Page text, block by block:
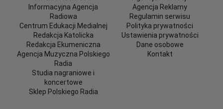
Informacyjna Agencja
Radiowa
Centrum Edukacji Medialnej
Redakcja Katolicka
Redakcja Ekumeniczna
Agencja Muzyczna Polskiego
Radia
Studia nagraniowe i
koncertowe
Sklep Polskiego Radia
Agencja Reklamy
Regulamin serwisu
Polityka prywatności
Ustawienia prywatności
Dane osobowe
Kontakt